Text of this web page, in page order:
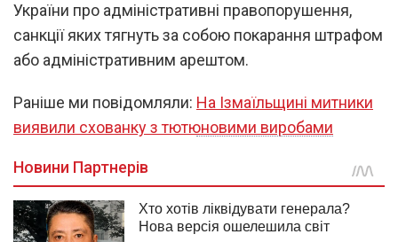
України про адміністративні правопорушення,
санкції яких тягнуть за собою покарання штрафом
або адміністративним арештом.
Раніше ми повідомляли: На Ізмаїльщині митники
виявили схованку з тютюновими виробами